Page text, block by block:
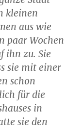
kleinen
aus wie
paar Wochen
ihn zu. Sie
sie mit einer
schon
für die
in
sie den